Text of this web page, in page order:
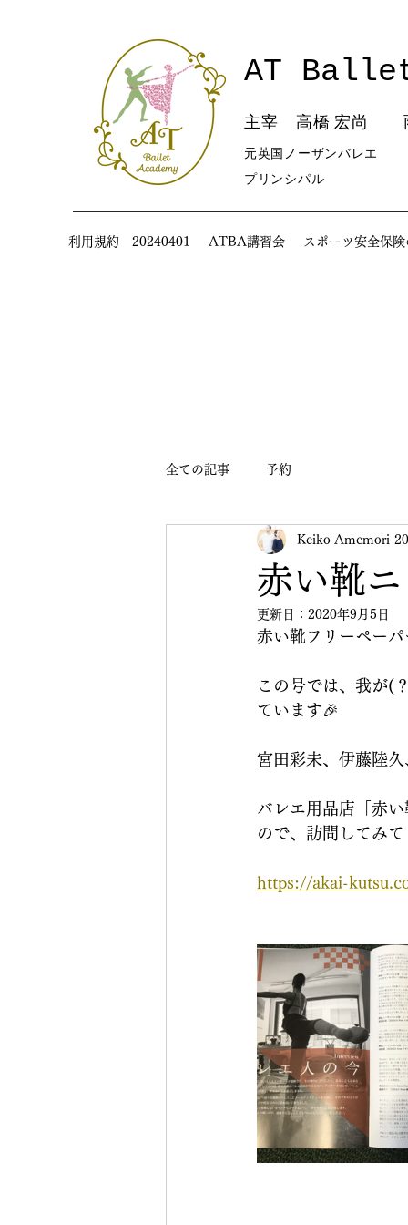
AT
主宰 高橋 宏尚
元英国ノーザンバレエ
​プリンシパル
利用規約 20240401 ATBA講習会 スポーツ安全保
全ての記事 予約
赤い靴
Keiko Amemori
更新日： 2020年9月5日
赤い靴フリーペー
この号では、我が(
ています🎉
宮田彩未、伊藤陸
バレエ用品店「赤
ので、訪問してみ
https://akai-